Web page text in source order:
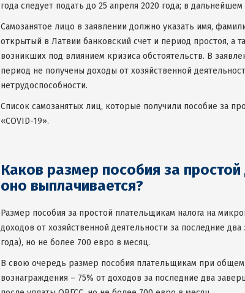
года следует подать до 25 апреля 2020 года; в
Самозанятое лицо в заявлении должно указать имя,
открытый в Латвии банковский счет и период простоя, а
возникших под влиянием кризиса обстоятельств. В
период не получены доходы от хозяйственной
нетрудоспособности.
Список самозанятых лиц, которые получили пособие за
«COVID-19».
Каков размер пособия за
оно выплачивается?
Размер пособия за простой плательщикам налога на
доходов от хозяйственной деятельности за последние
года), но не более 700 евро в месяц.
В свою очередь размер пособия плательщикам при
вознаграждения – 75% от доходов за последние два